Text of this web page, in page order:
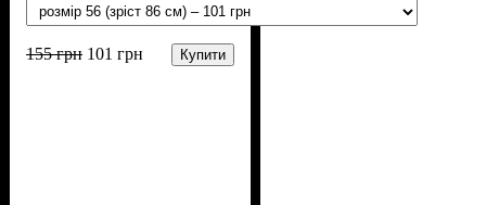
155грн 101 грн Купити